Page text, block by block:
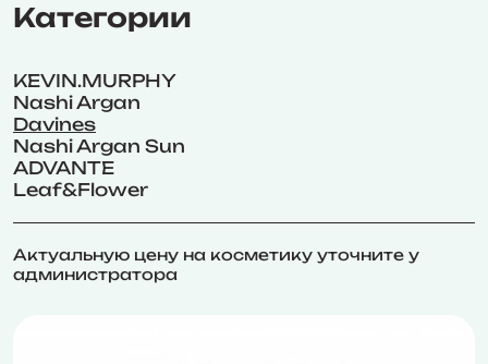
Категории
KEVIN.MURPHY
Nashi Argan
Davines
Nashi Argan Sun
ADVANTE
Leaf&Flower
Актуальную цену на косметику уточните у
администратора